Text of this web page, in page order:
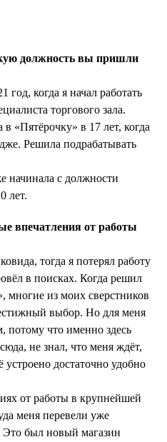
должность вы пришли
год, когда я начал работать
торгового зала.
«Пятёрочку» в 17 лет, когда
Решила подрабатывать
начинала с должности
лет.
впечатления от работы
тогда я потерял работу
в поисках. Когда решил
многие из моих сверстников
выбор. Но для меня
потому что именно здесь
не знал, что меня ждёт,
устроено достаточно удобно
от работы в крупнейшей
меня перевели уже
Это был новый магазин